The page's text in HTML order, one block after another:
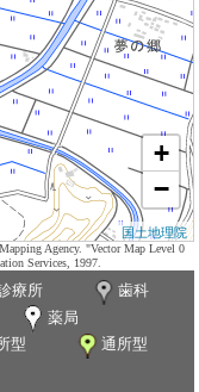
+
−
国土地理院
Agency. "Vector Map Level 0
Services, 1997.
療所
歯科
薬局
型
通所型